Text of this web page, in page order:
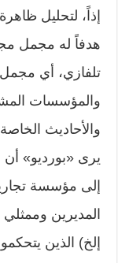
إذاً، لتحليل
هدفاً له مجمل
تلفازي، أي مجمل
والمؤسسات
والأحاديث
يرى «بورديو» أن
إلى مؤسسة
المديرين
إلخ) الذين